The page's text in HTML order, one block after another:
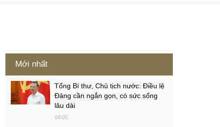
Mới nhất
Tổng Bí thư, Chủ tịch nước: Điều lệ
Đảng cần ngắn gọn, có sức sống
lâu dài
08-05